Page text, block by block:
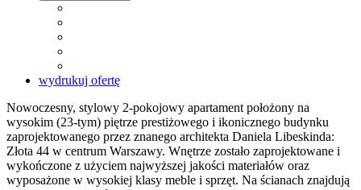
wydrukuj ofertę
Nowoczesny, stylowy 2-pokojowy apartament położony na
wysokim (23-tym) piętrze prestiżowego i ikonicznego budynku
zaprojektowanego przez znanego architekta Daniela Libeskinda:
Złota 44 w centrum Warszawy. Wnętrze zostało zaprojektowane i
wykończone z użyciem najwyższej jakości materiałów oraz
wyposażone w wysokiej klasy meble i sprzęt. Na ścianach znajdują